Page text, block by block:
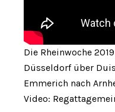
Die Rheinwoche
Düsseldorf über
Emmerich nach
Video: